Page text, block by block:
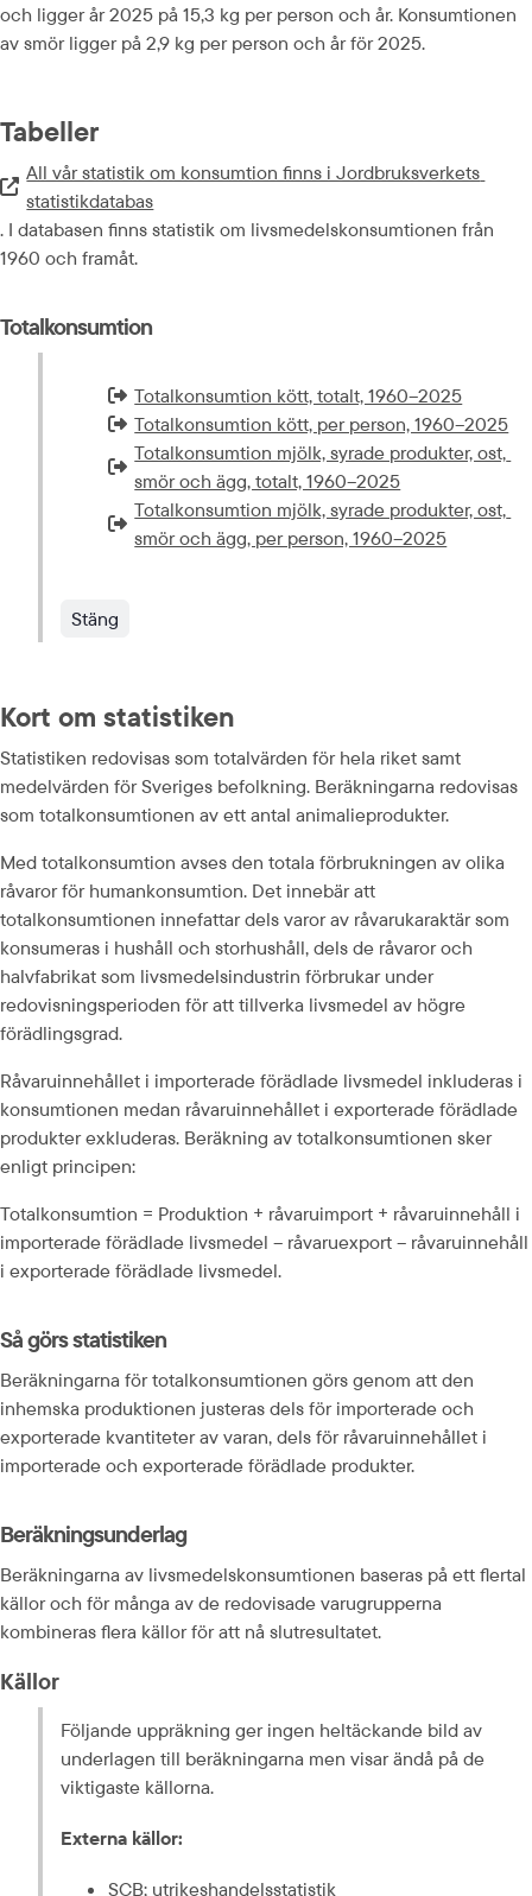
och ligger år 2025 på 15,3 kg per person och år. Konsumtionen
av smör ligger på 2,9 kg per person och år för 2025.
Tabeller
Extern länk.
All vår statistik om konsumtion finns i Jordbruksverkets
statistikdatabas
. I databasen finns statistik om livsmedelskonsumtionen från
1960 och framåt.
Totalkonsumtion
Extern länk som öppnas i nytt fönster eller ny flik.
Totalkonsumtion kött, totalt, 1960–2025
Extern länk som öppnas i nytt fönster eller ny flik.
Totalkonsumtion kött, per person, 1960–2025
Extern länk som öppnas i nytt fönster eller ny flik.
Totalkonsumtion mjölk, syrade produkter, ost,
smör och ägg, totalt, 1960–2025
Extern länk som öppnas i nytt fönster eller ny flik.
Totalkonsumtion mjölk, syrade produkter, ost,
smör och ägg, per person, 1960–2025
Stäng
Kort om statistiken
Statistiken redovisas som totalvärden för hela riket samt
medelvärden för Sveriges befolkning. Beräkningarna redovisas
som totalkonsumtionen av ett antal animalieprodukter.
Med totalkonsumtion avses den totala förbrukningen av olika
råvaror för humankonsumtion. Det innebär att
totalkonsumtionen innefattar dels varor av råvarukaraktär som
konsumeras i hushåll och storhushåll, dels de råvaror och
halvfabrikat som livsmedelsindustrin förbrukar under
redovisningsperioden för att tillverka livsmedel av högre
förädlingsgrad.
Råvaruinnehållet i importerade förädlade livsmedel inkluderas i
konsumtionen medan råvaruinnehållet i exporterade förädlade
produkter exkluderas. Beräkning av totalkonsumtionen sker
enligt principen:
Totalkonsumtion = Produktion + råvaruimport + råvaruinnehåll i
importerade förädlade livsmedel – råvaruexport – råvaruinnehåll
i exporterade förädlade livsmedel.
Så görs statistiken
Beräkningarna för totalkonsumtionen görs genom att den
inhemska produktionen justeras dels för importerade och
exporterade kvantiteter av varan, dels för råvaruinnehållet i
importerade och exporterade förädlade produkter.
Beräkningsunderlag
Beräkningarna av livsmedelskonsumtionen baseras på ett flertal
källor och för många av de redovisade varugrupperna
kombineras flera källor för att nå slutresultatet.
Källor
Följande uppräkning ger ingen heltäckande bild av
underlagen till beräkningarna men visar ändå på de
viktigaste källorna.
Externa källor:
SCB; utrikeshandelsstatistik